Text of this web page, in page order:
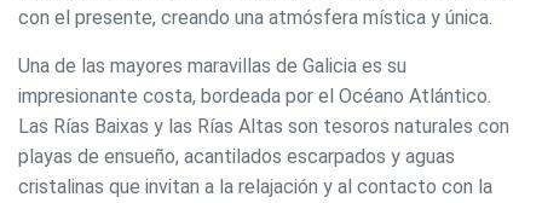
con el presente, creando una atmósfera mística y única.
Una de las mayores maravillas de Galicia es su
impresionante costa, bordeada por el Océano Atlántico.
Las Rías Baixas y las Rías Altas son tesoros naturales con
playas de ensueño, acantilados escarpados y aguas
cristalinas que invitan a la relajación y al contacto con la